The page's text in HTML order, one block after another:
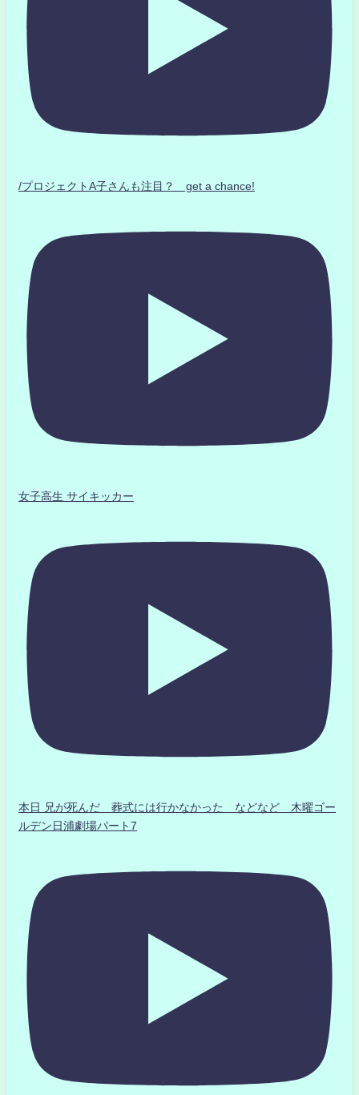
/プロジェクトA子さんも注目？ get a chance!
女子高生 サイキッカー
本日 兄が死んだ 葬式には行かなかった などなど 木曜ゴー
ルデン日浦劇場パート7